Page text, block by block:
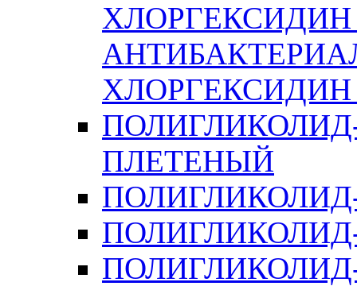
ХЛОРГЕКСИДИН
ПЛЕТЕНЫЙ